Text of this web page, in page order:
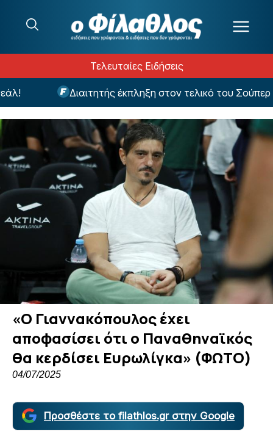
Τελευταίες Ειδήσεις
Διαιτητής έκπληξη στον τελικό του Σούπερ
«Ο Γιαννακόπουλος έχει
αποφασίσει ότι ο Παναθηναϊκός
θα κερδίσει Ευρωλίγκα» (ΦΩΤΟ)
04/07/2025
Προσθέστε το filathlos.gr στην Google